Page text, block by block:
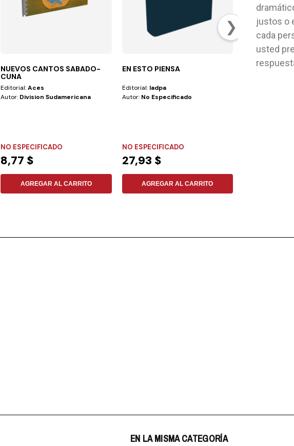
❯
NUEVOS CANTOS SABADO-
CUNA
Editorial:Aces
Autor: Division Sudamericana
NO ESPECIFICADO
8,77 $
AGREGAR AL CARRITO
EN ESTO PIENSA
Editorial: Iadpa
Autor: No Especificado
NO ESPECIFICADO
27,93 $
AGREGAR AL CARRITO
ENTENDER
justos o
cada
usted
EN LA MISMA CATEGORÍA